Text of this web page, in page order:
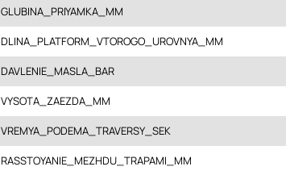
GLUBINA_PRIYAMKA_MM
DLINA_PLATFORM_VTOROGO_UROVNYA_MM
DAVLENIE_MASLA_BAR
VYSOTA_ZAEZDA_MM
VREMYA_PODEMA_TRAVERSY_SEK
RASSTOYANIE_MEZHDU_TRAPAMI_MM